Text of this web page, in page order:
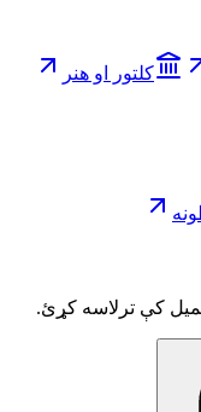
کلتور او هنر
کې ترلاسه کړئ.